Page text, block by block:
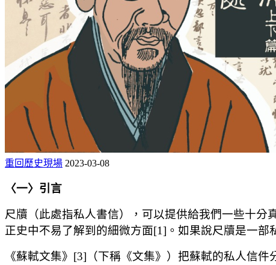
重回歷史現場 2023-03-08
〈一〉引言
尺牘（此處指私人書信），可以提供給我們一些十
正史中不易了解到的細微方面[1] 。如果說尺牘是一部
《蘇軾文集》[3]（下稱《文集》）把蘇軾的私人信